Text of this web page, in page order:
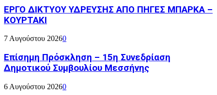
ΕΡΓΟ ΔΙΚΤΥΟΥ ΥΔΡΕΥΣΗΣ ΑΠΟ ΠΗΓΕΣ ΜΠΑΡΚΑ –
ΚΟΥΡΤΑΚΙ
7 Αυγούστου 20260
Επίσημη Πρόσκληση – 15η Συνεδρίαση
Δημοτικού Συμβουλίου Μεσσήνης
6 Αυγούστου 20260